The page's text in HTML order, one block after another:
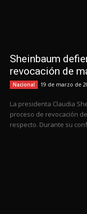
Sheinbaum
revocación de
Nacional 19 de marzo de
La presidenta Claudia
proceso de revocación
respecto. Durante su